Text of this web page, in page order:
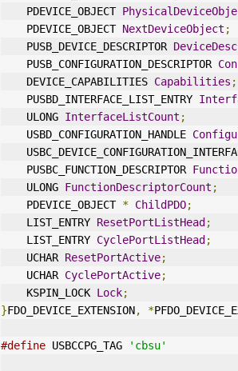
    PDEVICE_OBJECT
    PDEVICE_OBJECT
NextDeviceObject ;
    PUSB_DEVICE_DESCRIPTOR
    PUSB_CONFIGURATION_DESCRIPTOR
    DEVICE_CAPABILITIES
Capabilities ;
    PUSBD_
INTERFACE_LIST_ENTRY
    ULONG
InterfaceListCount ;
    USBD_CONFIGURATION_HANDLE
    USBC_DEVICE_CONFIGURATION_
IN
    PUSBC_FUNCTION_DESCRIPTOR
    ULONG
FunctionDescriptorCount ;
    PDEVICE_OBJECT
* ChildPDO;
    LIST_ENTRY
ResetPortListHead ;
    LIST_ENTRY
CyclePortListHead ;
    UCHAR
ResetPortActive;
    UCHAR
CyclePortActive;
    KSPIN_LOCK
Lock;
}FDO_DEVICE_EXTENSION, *
#define USBCCPG_TAG 'cbsu'